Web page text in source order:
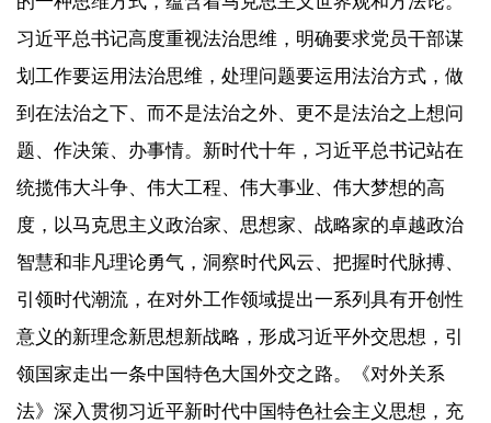
习近平总书记高度重视法治思维，明确要求党员干部谋
划工作要运用法治思维，处理问题要运用法治方式，做
到在法治之下、而不是法治之外、更不是法治之上想问
题、作决策、办事情。新时代十年，习近平总书记站在
统揽伟大斗争、伟大工程、伟大事业、伟大梦想的高
度，以马克思主义政治家、思想家、战略家的卓越政治
智慧和非凡理论勇气，洞察时代风云、把握时代脉搏、
引领时代潮流，在对外工作领域提出一系列具有开创性
意义的新理念新思想新战略，形成习近平外交思想，引
领国家走出一条中国特色大国外交之路。《对外关系
法》深入贯彻习近平新时代中国特色社会主义思想，充